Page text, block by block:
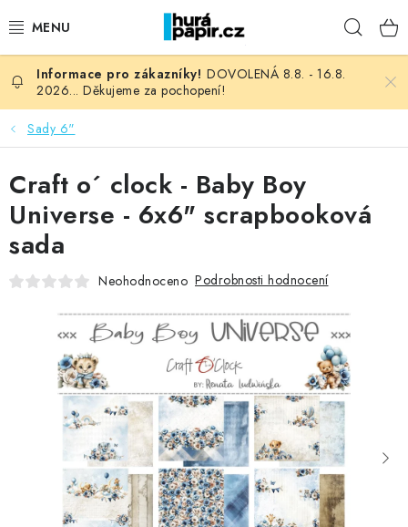
na
NOVINKY
HURÁ DÍLNA
VŠECHNO ZBOŽÍ
KNIHAŘSKÝ MATERIÁL
OBLÍBENÉ ♥️
FOTORECENZE
MOJE OBJEDNÁVKA
ZNAČKY
Kontakty Moje objednávka
Oblíbené ♥️
DOVOLENÁ 8.8. - 16.8.
2026... Děkujeme za pochopení!
Sady 6"
Craft o´ clock - Baby Boy
Universe - 6x6" scrapbooková
sada
Neohodnoceno Podrobnosti hodnocení